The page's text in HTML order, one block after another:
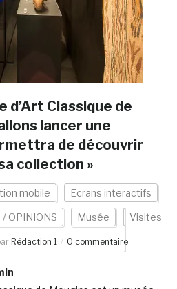
d’Art Classique de
lancer une
de découvrir
collection »
mobile Ecrans interactifs
/ OPINIONS Musée Visites
Rédaction 1 0 commentaire